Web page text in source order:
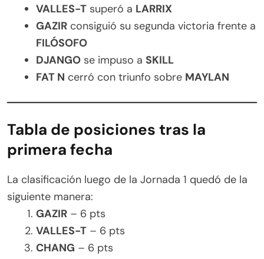
VALLES-T superó a LARRIX
GAZIR consiguió su segunda victoria frente a
FILÓSOFO
DJANGO se impuso a SKILL
FAT N cerró con triunfo sobre MAYLAN
Tabla de posiciones tras la
primera fecha
La clasificación luego de la Jornada 1 quedó de la
siguiente manera:
GAZIR – 6 pts
VALLES-T – 6 pts
CHANG – 6 pts